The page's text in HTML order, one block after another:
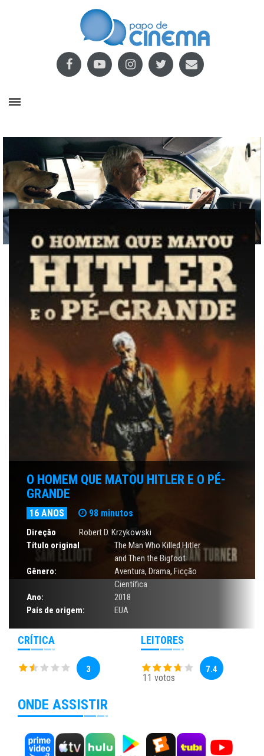
O HOMEM QUE MATOU HITLER E O PÉ-
GRANDE
16 ANOS 98 minutos
Direção
Robert D. Krzykowski
Título original
The Man Who Killed Hitler
and Then the Bigfoot
Gênero:
Aventura, Drama, Ficção
Científica
Ano:
2018
País de origem:
EUA
CRÍTICA
3
LEITORES
11 votos
7.4
ONDE ASSISTIR